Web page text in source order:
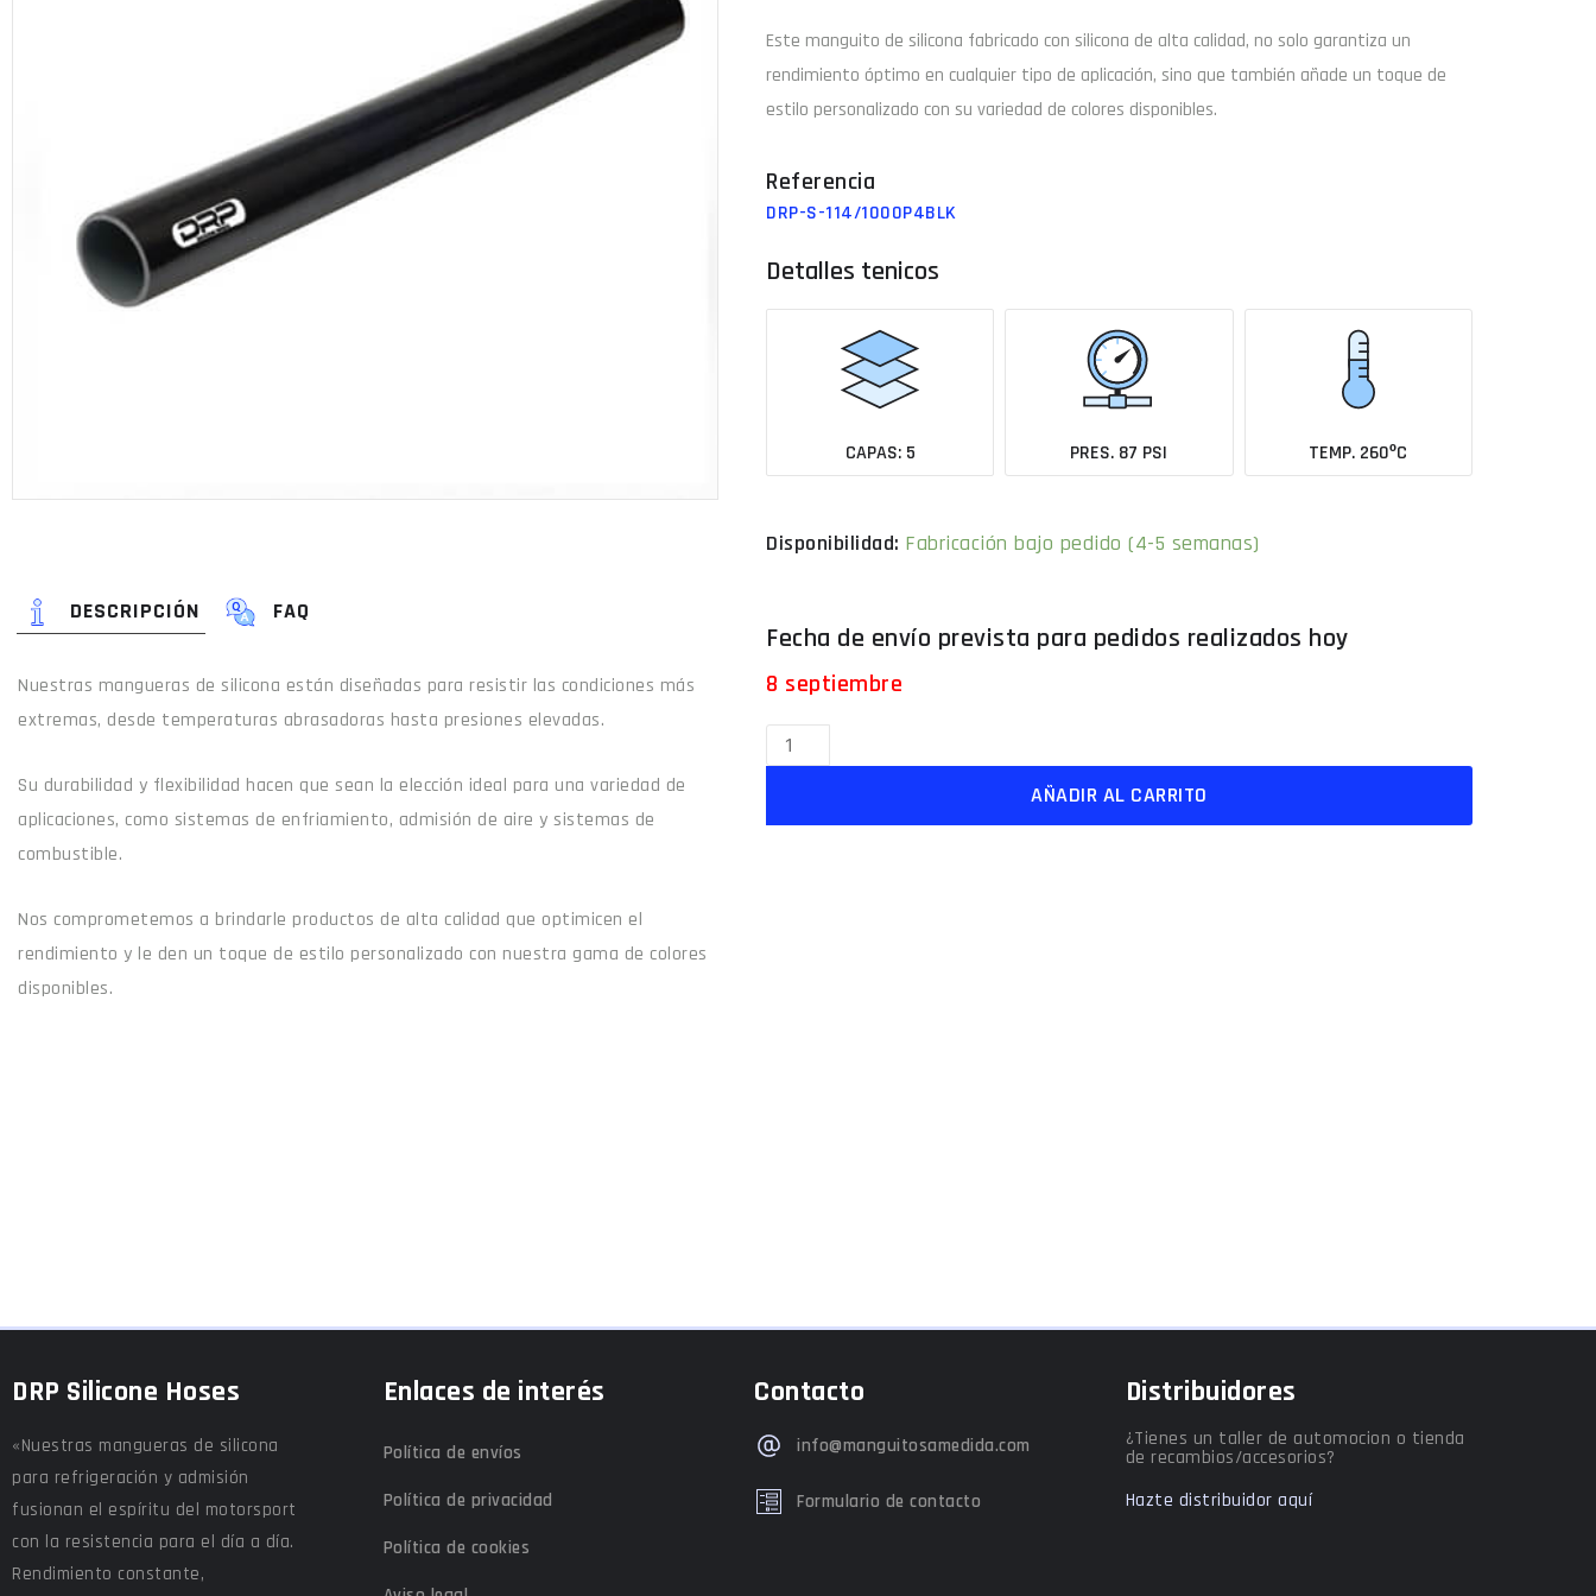
Email
Adaptadores aluminio
DESCRIPCIÓN FAQ
Nuestras mangueras de silicona están diseñadas para resistir las condiciones más
extremas, desde temperaturas abrasadoras hasta presiones elevadas.
Su durabilidad y flexibilidad hacen que sean la elección ideal para una variedad de
aplicaciones, como sistemas de enfriamiento, admisión de aire y sistemas de
combustible.
Nos comprometemos a brindarle productos de alta calidad que optimicen el
rendimiento y le den un toque de estilo personalizado con nuestra gama de colores
disponibles.
Este manguito de silicona fabricado con silicona de alta calidad, no solo garantiza un
rendimiento óptimo en cualquier tipo de aplicación, sino que también añade un toque de
estilo personalizado con su variedad de colores disponibles.
DRP-S-114/1000P4BLK
Detalles tenicos
CAPAS: 5 PRES. 87 PSI TEMP. 260ºC
Fabricación bajo pedido (4-5 semanas)
8 septiembre
AÑADIR AL CARRITO
DRP Silicone Hoses
«Nuestras mangueras de silicona
para refrigeración y admisión
fusionan el espíritu del motorsport
con la resistencia para el día a día.
Rendimiento constante,
Enlaces de interés
Política de envíos
Política de privacidad
Política de cookies
Contacto
info@manguitosamedida.com
Formulario de contacto
Distribuidores
¿Tienes un taller de automocion o tienda
de recambios/accesorios?
Hazte distribuidor aquí